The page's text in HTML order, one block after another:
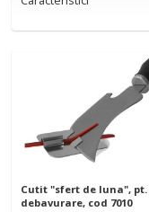
Cutit "sfert de luna", pt.
debavurare, cod 7010